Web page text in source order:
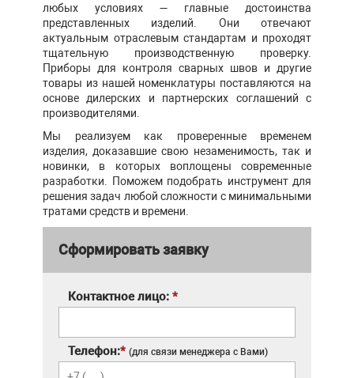
любых условиях — главные достоинства
представленных изделий. Они отвечают
актуальным отраслевым стандартам и проходят
тщательную производственную проверку.
Приборы для контроля сварных швов и другие
товары из нашей номенклатуры поставляются на
основе дилерских и партнерских соглашений с
производителями.
Мы реализуем как проверенные временем
изделия, доказавшие свою незаменимость, так и
новинки, в которых воплощены современные
разработки. Поможем подобрать инструмент для
решения задач любой сложности с минимальными
тратами средств и времени.
Сформировать заявку
Контактное лицо: *
Телефон:* (для связи менеджера с Вами)